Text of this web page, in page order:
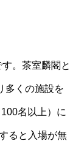
。茶室麟閣と
多くの施設を
名以上）に
ると入場が無